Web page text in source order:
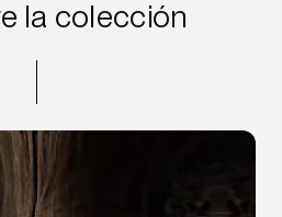
la colección